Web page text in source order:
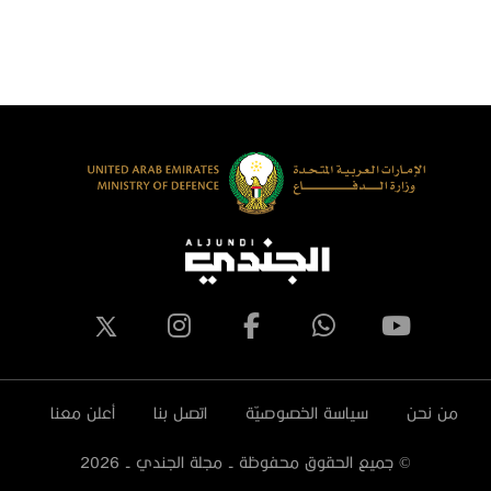
من نحن سياسة الخصوصيّة اتصل بنا أعلن معنا
© جميع الحقوق محفوظة - مجلة الجندي - 2026